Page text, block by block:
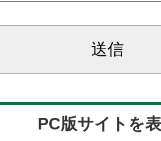
PC版サイトを